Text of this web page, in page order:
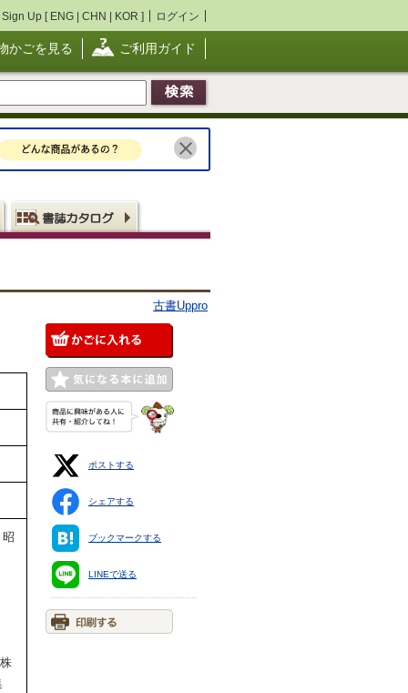
Sign Up [ ENG | CHN | KOR ] ログイン
かごを見る ご利用ガイド
古書Uppro
ポストする
シェアする
ブックマークする
LINEで送る